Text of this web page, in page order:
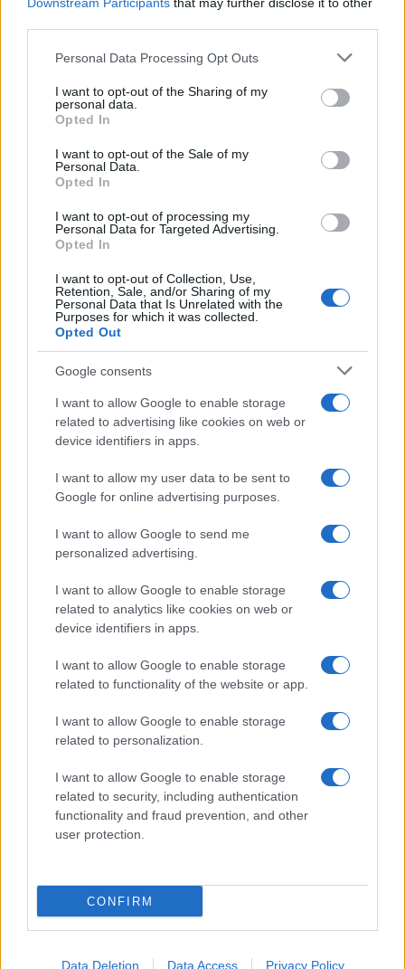
Please note that this website/app uses one or more Google
not limited to your visit or usage behaviour. You may click to
grant or deny consent to Google and its third-party tags to
use your data for below specified purposes in below Google
consent section.
Personal Data Processing Opt Outs
I want to opt-out of the Sharing of my
personal data.
Opted In
I want to opt-out of the Sale of my
Personal Data.
Opted In
I want to opt-out of processing my
Personal Data for Targeted Advertising.
Opted In
I want to opt-out of Collection, Use,
Retention, Sale, and/or Sharing of my
Personal Data that Is Unrelated with the
Purposes for which it was collected.
Opted Out
Google consents
I want to allow Google to enable storage
related to advertising like cookies on web or
device identifiers in apps.
I want to allow my user data to be sent to
Google for online advertising purposes.
I want to allow Google to send me
personalized advertising.
I want to allow Google to enable storage
related to analytics like cookies on web or
device identifiers in apps.
I want to allow Google to enable storage
related to functionality of the website or app.
I want to allow Google to enable storage
related to personalization.
I want to allow Google to enable storage
related to security, including authentication
functionality and fraud prevention, and other
user protection.
CONFIRM
Data Deletion Data Access Privacy Policy
προετοιμασίας και τα
Θεσσαλονίκη ο ΡαϊΚουάν
Χρηματιστήριο Αθηνών: Εβδομαδιαία άνοδος 1,76%, κέρδη
23,31% από τις αρχές του έτους
Τράπεζα: Με «προίκα» 2
δισ. ευρώ ανοίγει δρόμο για
δάνεια έως 5 δισ. σε
Υπ. Μεταφορών: Οριστική
λύση στο ζήτημα των
πινακίδων κυκλοφορίας -
Η Chery επενδύει 75 εκατ. δολάρια στην KG Mobility
Το FIAT 500 Hybrid τώρα
από 18.990 ευρώ
Ατρόμητος και Novibet
της συνεργασίας τους μέχρι
το 2028
18η συνεχόμενη χρονιά για τον ΟΤΕ στη διεθνή σειρά
δεικτών FTSE4Good